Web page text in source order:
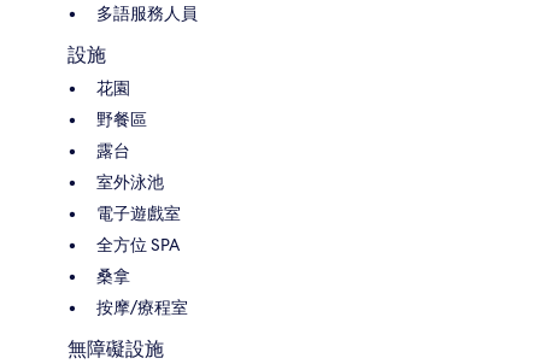
多語服務人員
設施
花園
野餐區
露台
室外泳池
電子遊戲室
全方位 SPA
桑拿
按摩/療程室
無障礙設施